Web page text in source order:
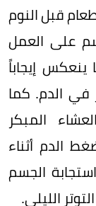
قبل النوم
على العمل
إيجاباً
الدم. كما
المبكر
الدم أثناء
الجسم
الليلي.